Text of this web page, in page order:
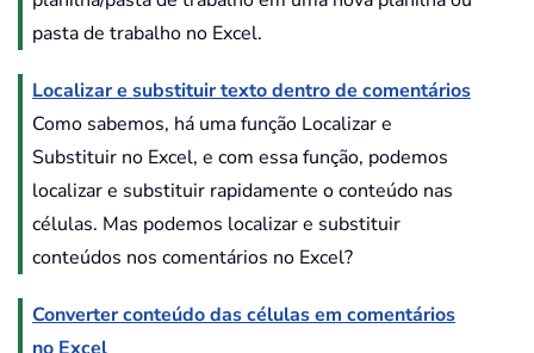
pasta de trabalho no Excel.
Localizar e substituir texto dentro de comentários
Como sabemos, há uma função Localizar e
Substituir no Excel, e com essa função, podemos
localizar e substituir rapidamente o conteúdo nas
células. Mas podemos localizar e substituir
conteúdos nos comentários no Excel?
Converter conteúdo das células em comentários